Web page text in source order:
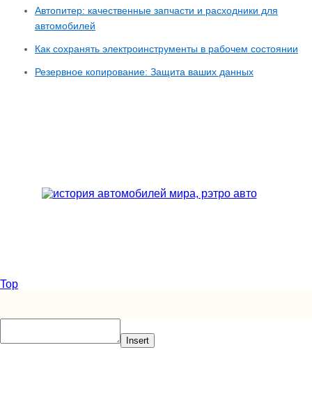
Автопитер: качественные запчасти и расходники для
автомобилей
Как сохранять электроинструменты в рабочем состоянии
Резервное копирование: Защита ваших данных
Top
Insert